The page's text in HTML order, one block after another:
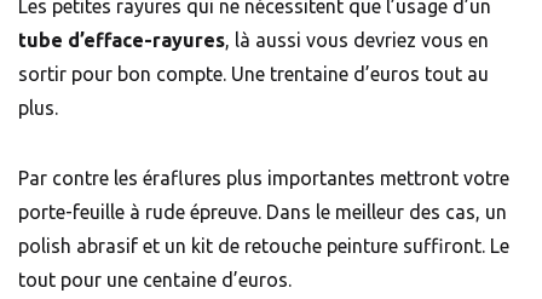
Les petites rayures qui ne nécessitent que l’usage d’un
tube d’efface-rayures, là aussi vous devriez vous en
sortir pour bon compte. Une trentaine d’euros tout au
plus.
Par contre les éraflures plus importantes mettront votre
porte-feuille à rude épreuve. Dans le meilleur des cas, un
polish abrasif et un kit de retouche peinture suffiront. Le
tout pour une centaine d’euros.